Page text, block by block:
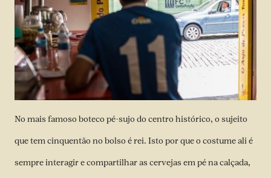
No mais famoso boteco pé-sujo do centro histórico, o sujeito
que tem cinquentão no bolso é rei. Isto por que o costume ali é
sempre interagir e compartilhar as cervejas em pé na calçada,